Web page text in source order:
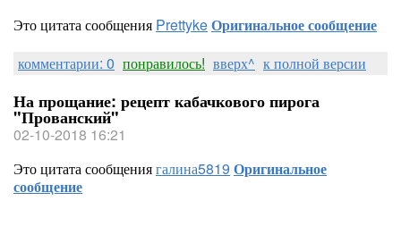
Это цитата сообщения PrettykeОригинальное сообщение
комментарии: 0 понравилось! вверх^ к полной версии
На прощание: рецепт кабачкового пирога
"Прованский"
02-10-2018 16:21
Это цитата сообщениягалина5819 Оригинальное
сообщение